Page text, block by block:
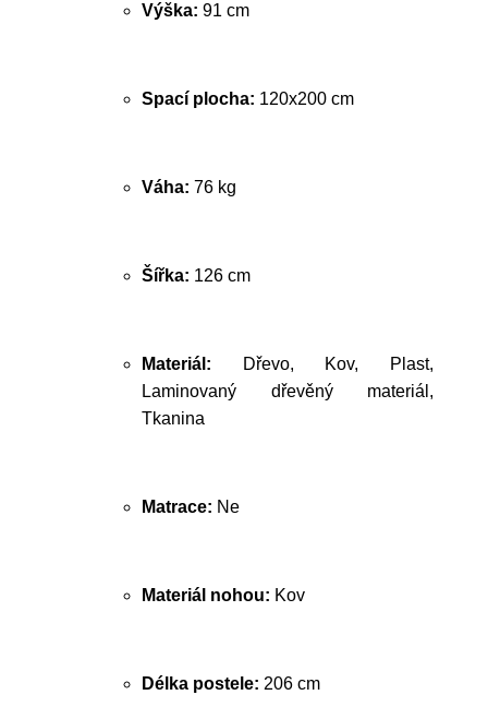
Výška: 91 cm
Spací plocha: 120x200 cm
Váha: 76 kg
Šířka: 126 cm
Materiál: Dřevo, Kov, Plast,
Laminovaný dřevěný materiál,
Tkanina
Matrace: Ne
Materiál nohou: Kov
Délka postele: 206 cm